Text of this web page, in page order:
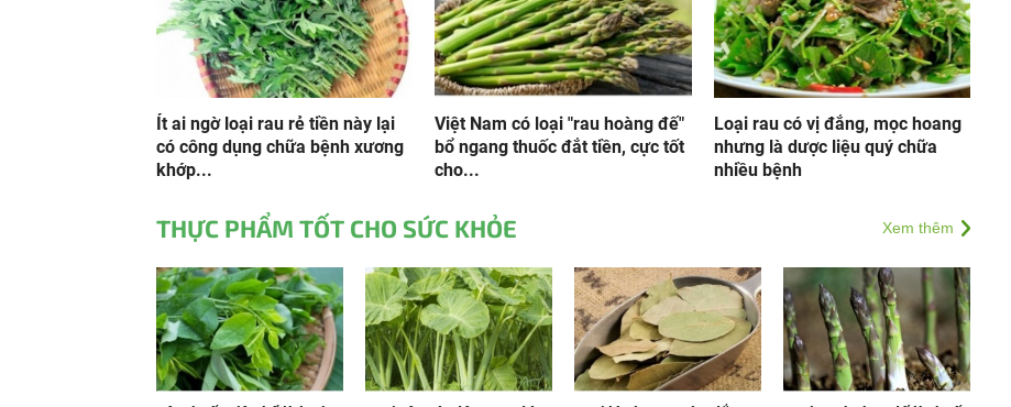
Ít ai ngờ loại rau rẻ tiền này lại
có công dụng chữa bệnh xương
khớp...
Việt Nam có loại "rau hoàng đế"
bổ ngang thuốc đắt tiền, cực tốt
cho...
Loại rau có vị đắng, mọc hoang
nhưng là dược liệu quý chữa
nhiều bệnh
THỰC PHẨM TỐT CHO SỨC KHỎE Xem thêm